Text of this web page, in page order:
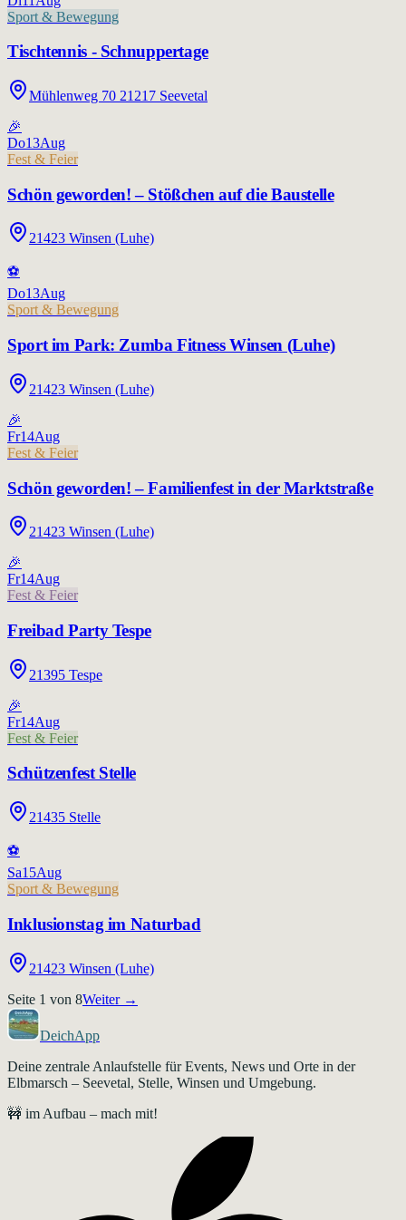
Sport & Bewegung
Tischtennis - Schnuppertage
Mühlenweg 70 21217 Seevetal
🎉
Do13Aug
Fest & Feier
Schön geworden! – Stößchen auf die Baustelle
21423 Winsen (Luhe)
⚽
Do13Aug
Sport & Bewegung
Sport im Park: Zumba Fitness Winsen (Luhe)
21423 Winsen (Luhe)
🎉
Fr14Aug
Fest & Feier
Schön geworden! – Familienfest in der Marktstraße
21423 Winsen (Luhe)
🎉
Fr14Aug
Fest & Feier
Freibad Party Tespe
21395 Tespe
🎉
Fr14Aug
Fest & Feier
Schützenfest Stelle
21435 Stelle
⚽
Sa15Aug
Sport & Bewegung
Inklusionstag im Naturbad
21423 Winsen (Luhe)
Seite 1 von 8Weiter →
DeichApp
Deine zentrale Anlaufstelle für Events, News und Orte in der
Elbmarsch – Seevetal, Stelle, Winsen und Umgebung.
🚧 im Aufbau – mach mit!